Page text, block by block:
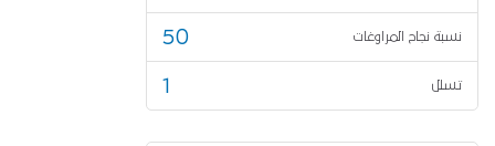
نسبة نجاح المراوغات 50
تسلل 1